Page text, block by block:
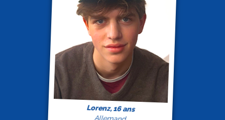
Lorenz, 16 ans